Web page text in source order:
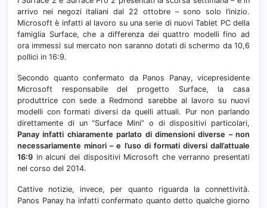
arrivo nei negozi italiani dal 22 ottobre – sono solo l’inizio.
Microsoft è infatti al lavoro su una serie di nuovi Tablet PC della
famiglia Surface, che a differenza dei quattro modelli fino ad
ora immessi sul mercato non saranno dotati di schermo da 10,6
pollici in 16:9.
Secondo quanto confermato da Panos Panay, vicepresidente
Microsoft responsabile del progetto Surface, la casa
produttrice con sede a Redmond sarebbe al lavoro su nuovi
modelli con formati diversi da quelli attuali. Pur non parlando
direttamente di un “Surface Mini” o di dispositivi particolari,
Panay infatti chiaramente parlato di dimensioni diverse – non
necessariamente minori – e l’uso di formati diversi dall’attuale
16:9 in alcuni dei dispositivi Microsoft che verranno presentati
nel corso del 2014.
Cattive notizie, invece, per quanto riguarda la connettività.
Panos Panay ha infatti confermato quanto detto qualche giorno